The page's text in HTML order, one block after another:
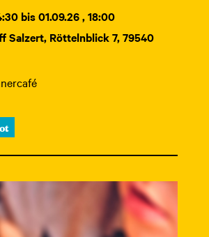
bis 01.09.26 , 18:00
Salzert, Röttelnblick 7, 79540